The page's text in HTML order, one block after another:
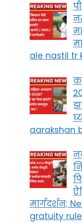
ale nastil tr
aarakshan
मार्गदर्शन;
gratuity